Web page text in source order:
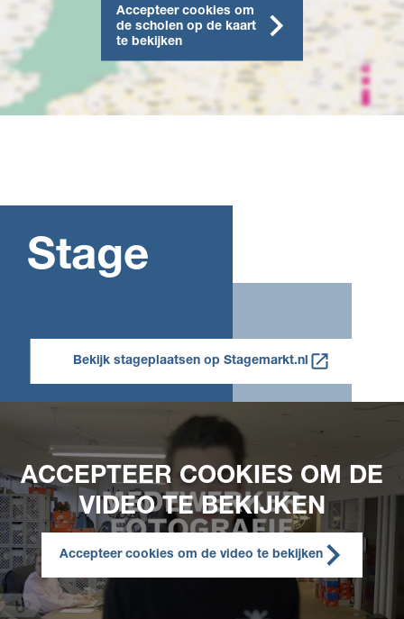
Accepteer cookies om
de scholen op de kaart
te bekijken
Stage
Bekijk stageplaatsen op Stagemarkt.nl
ACCEPTEER COOKIES OM DE
VIDEO TE BEKIJKEN
Accepteer cookies om de video te bekijken